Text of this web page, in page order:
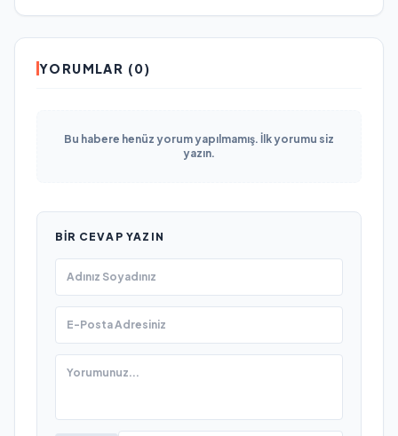
YORUMLAR (0)
Bu habere henüz yorum yapılmamış. İlk yorumu siz
yazın.
BIR CEVAP YAZIN